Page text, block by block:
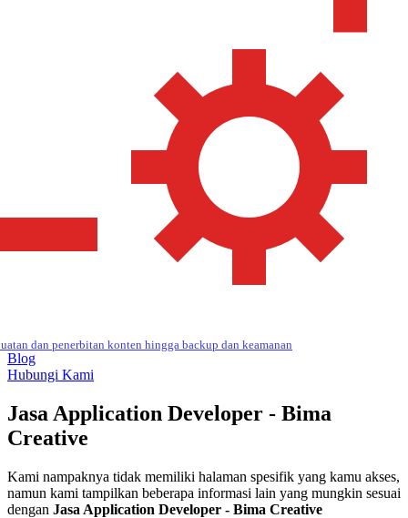
dan penerbitan konten hingga backup dan keamanan
Blog
Hubungi Kami
Jasa Application Developer - Bima
Creative
Kami nampaknya tidak memiliki halaman spesifik yang kamu akses,
namun kami tampilkan beberapa informasi lain yang mungkin sesuai
dengan Jasa Application Developer - Bima Creative